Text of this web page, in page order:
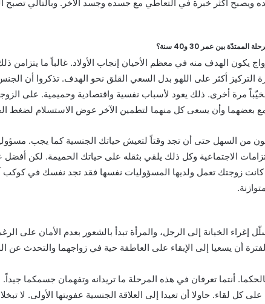
ويصبح أكثر خبرة في التعاطي مع جسده وجسد الآخر. وبالتالي تصبح
بين عمر 30 و40 سنة؟
يكون الهدف منه في معظم الأحيان إنجاب الأولاد. غالباً ما يتزامن
التركيز أكثر على اللهو بدل السعي القلق نحو الهدف. تذكروا أن
مرة أخرى. ذلك يعود لأسباب نفسية واقتصادية وحميمية. على
بعضهما وأن يسعى كل منهما لتطمين الآخر عوض الاستسلام لضغط
من السهل حتى أن تجد وقتاً لتعيش حياتك الجنسية كما يجب.
الاجتماعية وكل ذلك يلقي بثقله على حياتك الحميمة. لكن أفضل
كانت زوجتك تعمل ولديها المسؤوليات نفسها فقد تجد نفسك في كوكب
إغراء الخيانة إلى الرجل، والمرأة تبدأ بالشعور بعدم الأمان على
أن يسعيا إلى الإبقاء على العاطفة حية في زواجهما والتحدث عن
أنتما تعرفان في هذه المرحلة ما تريدانه وتفهمان جسمكما
كل لقاء. حاولا أن تعيدا إلى العلاقة الجنسية عفويتها الأولى. لا